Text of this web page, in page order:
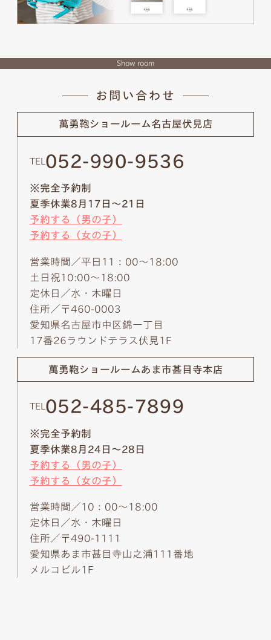
Show room
お問い合わせ
萬勇鞄ショールーム名古屋伏見店
TEL 052-990-9536
※完全予約制
夏季休業8月17日～21日
予約する（男の子）
予約する（女の子）
営業時間／平日11：00～18:00
土日祝10:00～18:00
定休日／水・木曜日
住所／〒460-0003
愛知県名古屋市中区錦一丁目
17番26ラウンドテラス伏見1F
萬勇鞄ショールームあま市甚目寺本店
TEL 052-485-7899
※完全予約制
夏季休業8月24日～28日
予約する（男の子）
予約する（女の子）
営業時間／10：00～18:00
定休日／水・木曜日
住所／〒490-1111
愛知県あま市甚目寺山之浦111番地
メルコビル1F